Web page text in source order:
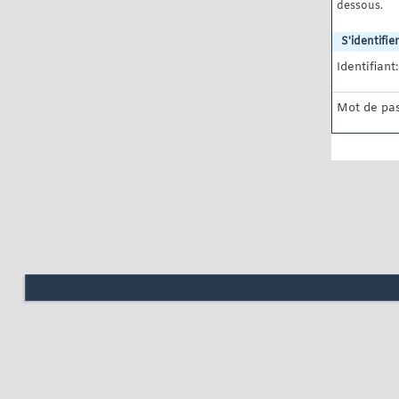
dessous.
S'identifier
Identifiant:
Mot de